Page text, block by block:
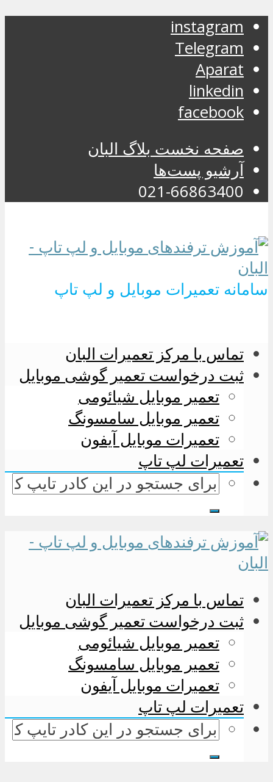
instagram
Telegram
Aparat
linkedin
facebook
صفحه نخست بلاگ البان
آرشیو پست‌ها
021-66863400
سامانه تعمیرات موبایل و لپ تاپ
تماس با مرکز تعمیرات البان
ثبت درخواست تعمیر گوشی موبایل
تعمیر موبایل شیائومی
تعمیر موبایل سامسونگ
تعمیرات موبایل آیفون
تعمیرات لپ تاپ
تماس با مرکز تعمیرات البان
ثبت درخواست تعمیر گوشی موبایل
تعمیر موبایل شیائومی
تعمیر موبایل سامسونگ
تعمیرات موبایل آیفون
تعمیرات لپ تاپ